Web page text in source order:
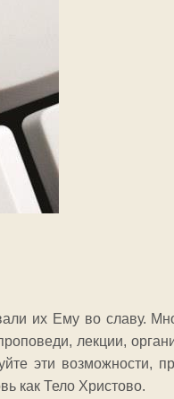
их Ему во славу.
лекции,
эти возможности,
как Тело Христово.